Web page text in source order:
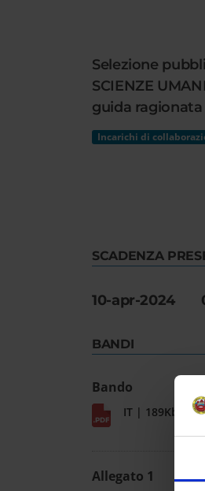
Selezione
SCIENZE
guida ragionata
Incarichi di
SCADENZA
10-apr-2024
BANDI
Bando
IT | 189Kb
Allegato 1